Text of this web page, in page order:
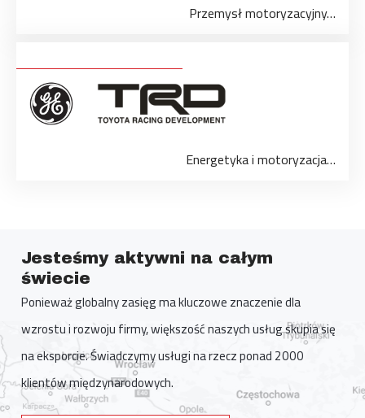
Przemysł motoryzacyjny…
Energetyka i motoryzacja…
Jesteśmy aktywni na całym
świecie
Ponieważ globalny zasięg ma kluczowe znaczenie dla
wzrostu i rozwoju firmy, większość naszych usług skupia się
na eksporcie. Świadczymy usługi na rzecz ponad 2000
klientów międzynarodowych.